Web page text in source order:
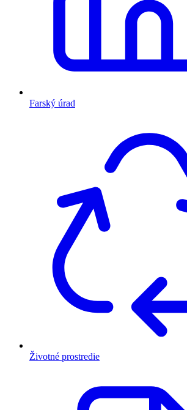
Farský úrad
Životné prostredie